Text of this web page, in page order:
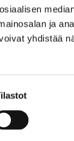
ja
yhdistää